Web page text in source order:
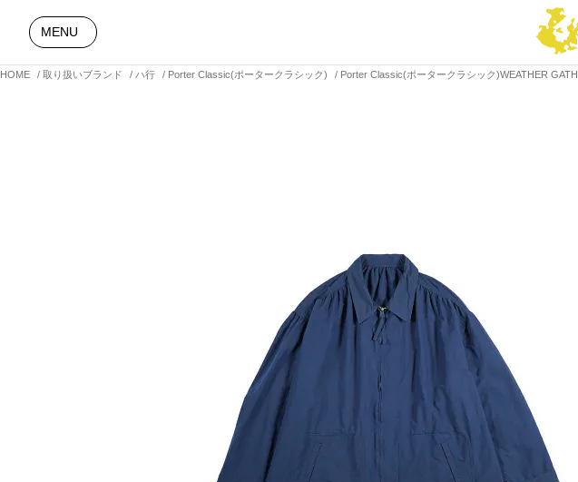
HOME 取り扱いブランド ハ行 Porter Classic(ポータークラシック) Porter Classic(ポータークラシック)WEATHER
MENU